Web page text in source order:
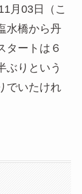
月03日（こ
水橋から丹
タートは６
ぶりという
でいたけれ